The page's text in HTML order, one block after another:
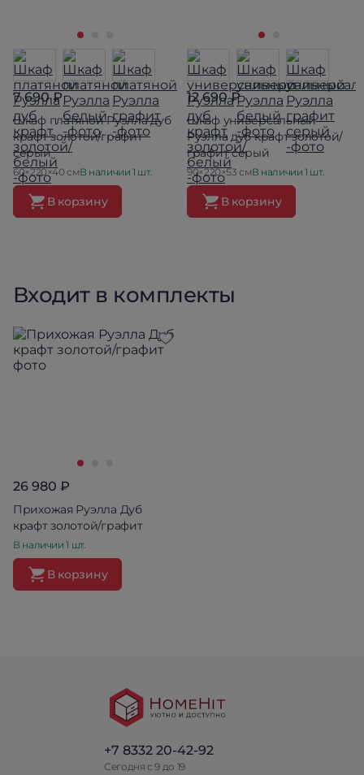
7 690 ₽
Шкаф платяной Руэлла дуб
крафт золотой/графит
серый
60×220×40 смВ наличии 1 шт.
В корзину
12 690 ₽
Шкаф универсальный
Руэлла дуб крафт золотой/
графит серый
90×220×53 смВ наличии 1 шт.
В корзину
Входит в комплекты
26 980 ₽
Прихожая Руэлла Дуб
крафт золотой/графит
В наличии 1 шт.
В корзину
+7 8332 20-42-92
Сегодня с 9 до 19